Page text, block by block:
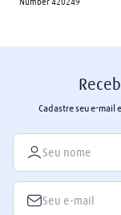
Cadastre seu e-mail